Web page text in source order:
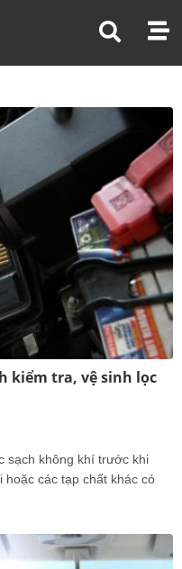
Tô
kiểm tra, vệ sinh lọc
sạch không khí trước khi
các tạp chất khác có